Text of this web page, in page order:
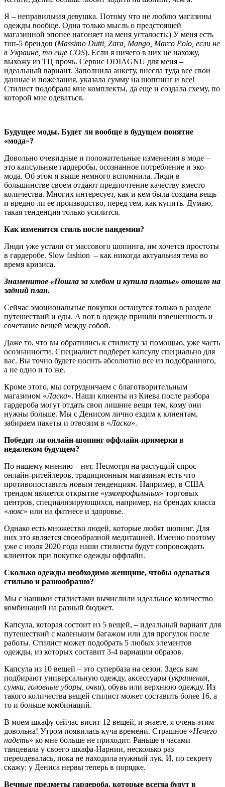
Я – неправильная девушка. Потому что не люблю магазины
одежды вообще. Одна только мысль о предстоящей
магазинной эпопее нагоняет на меня усталость;) У меня есть
топ-5 брендов (Massimo Dutti, Zara, Mango, Marco Polo, если не
в Украине, то еще COS). Если я ничего в них не нахожу,
выхожу из ТЦ прочь. Сервис ODIAGNU для меня –
идеальный вариант. Заполнила анкету, внесла туда все свои
данные и пожелания, указала сумму на шоппинг и все!
Стилист подобрала мне комплекты, да еще и создала схему, по
которой мне одеваться.
Будущее моды. Будет ли вообще в будущем понятие
«мода»?
Довольно очевидные и положительные изменения в моде –
это капсульные гардеробы, осознанное потребление и эко-
мода. Об этом я выше немного вспомнила. Люди в
большинстве своем отдают предпочтение качеству вместо
количества. Многих интересует, как и кем была создана вещь
и вредно ли ее производство, перед тем, как купить. Думаю,
такая тенденция только усилится.
Как изменится стиль после пандемии?
Люди уже устали от массового шопинга, им хочется простоты
в гардеробе. Slow fashion – как никогда актуальная тема во
время кризиса.
Знаменитое «Пошла за хлебом и купила платье» отошло на
задний план.
Сейчас эмоциональные покупки останутся только в разделе
путешествий и еды. А вот в одежде пришли взвешенность и
сочетание вещей между собой.
Даже то, что вы обратились к стилисту за помощью, уже часть
осознанности. Специалист подберет капсулу специально для
вас. Вы точно будете носить абсолютно все из подобранного,
а не одно и то же.
Кроме этого, мы сотрудничаем с благотворительным
магазином «Ласка». Наши клиенты из Киева после разбора
гардероба могут отдать свои лишние вещи тем, кому они
нужны больше. Мы с Денисом лично ездим к клиентам,
забираем пакеты и отвозим в «Ласка».
Победит ли онлайн-шопинг оффлайн-примерки в
недалеком будущем?
По нашему мнению – нет. Несмотря на растущий спрос
онлайн-ритейлеров, традиционным магазинам есть что
противопоставить новым тенденциям. Например, в США
трендом является открытие «узкопрофильных» торговых
центров, специализирующихся, например, на брендах класса
«люкс» или на фитнесе и здоровье.
Однако есть множество людей, которые любят шопинг. Для
них это является своеобразной медитацией. Именно поэтому
уже с июля 2020 года наши стилисты будут сопровождать
клиенток при покупке одежды оффлайн.
Сколько одежды необходимо женщине, чтобы одеваться
стильно и разнообразно?
Мы с нашими стилистами вычислили идеальное количество
комбинаций на разный бюджет.
Капсула, которая состоит из 5 вещей, – идеальный вариант для
путешествий с маленьким багажом или для прогулок после
работы. Стилист может подобрать 5 любых элементов
одежды, из которых составит 3-4 вариации образов.
Капсула из 10 вещей – это супербаза на сезон. Здесь вам
подбирают универсальную одежду, аксессуары (украшения,
сумки, головные уборы, очки), обувь или верхнюю одежду. Из
такого количества вещей стилист может составить более 16, а
то и больше комбинаций.
В моем шкафу сейчас висит 12 вещей, и знаете, я очень этим
довольна! Утром появилась куча времени. Страшное «Нечего
надеть» ко мне больше не приходит. Раньше я часами
танцевала у своего шкафа-Нарнии, несколько раз
переодевалась, пока не находила нужный лук. И, по секрету
скажу: у Дениса нервы теперь в порядке.
Вечные предметы гардероба, которые всегда будут в